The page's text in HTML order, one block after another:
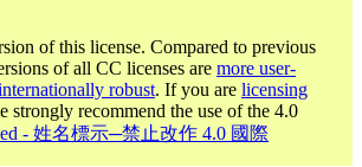
of this license. Compared to previous
of all CC licenses are more user-
robust. If you are licensing
strongly recommend the use of the 4.0
- 姓名標示─禁止改作 4.0 國際